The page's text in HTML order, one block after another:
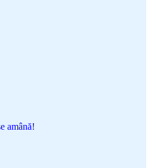
amână!